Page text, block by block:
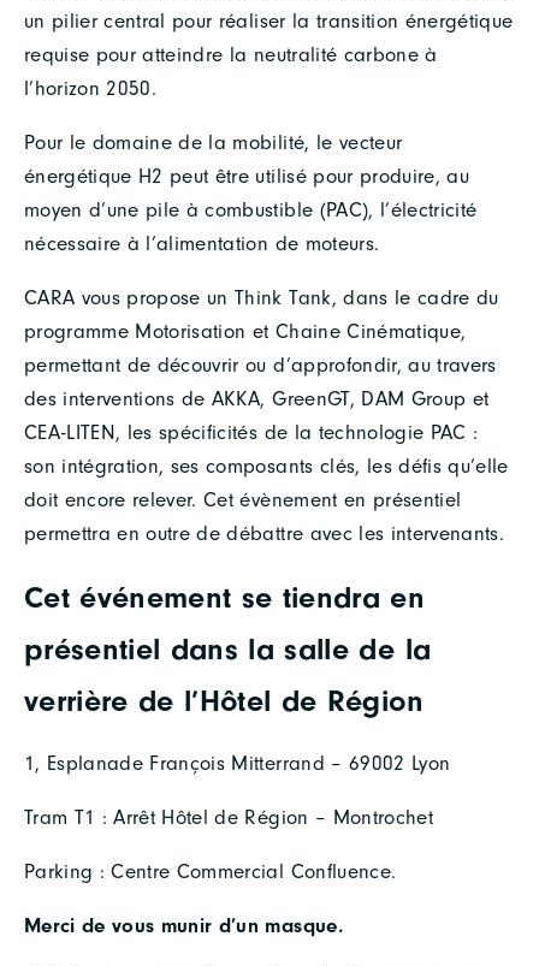
un pilier central pour réaliser la transition énergétique
requise pour atteindre la neutralité carbone à
l’horizon 2050.
Pour le domaine de la mobilité, le vecteur
énergétique H2 peut être utilisé pour produire, au
moyen d’une pile à combustible (PAC), l’électricité
nécessaire à l’alimentation de moteurs.
CARA vous propose un Think Tank, dans le cadre du
programme Motorisation et Chaine Cinématique,
permettant de découvrir ou d’approfondir, au travers
des interventions de AKKA, GreenGT, DAM Group et
CEA-LITEN, les spécificités de la technologie PAC :
son intégration, ses composants clés, les défis qu’elle
doit encore relever. Cet évènement en présentiel
permettra en outre de débattre avec les intervenants.
Cet événement se tiendra en
présentiel dans la salle de la
verrière de l’Hôtel de Région
1, Esplanade François Mitterrand – 69002 Lyon
Tram T1 : Arrêt Hôtel de Région – Montrochet
Parking : Centre Commercial Confluence.
Merci de vous munir d’un masque.